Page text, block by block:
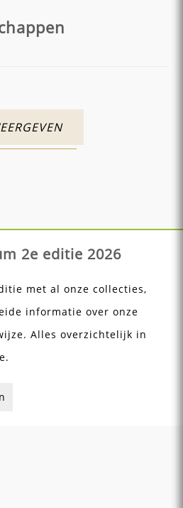
2e editie 2026
met al onze collecties,
informatie over onze
Alles overzichtelijk in